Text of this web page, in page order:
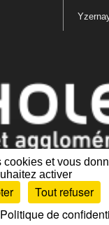
et vous
activer
Tout refuser
Politique de
de confidentialité
site Accessibilité :